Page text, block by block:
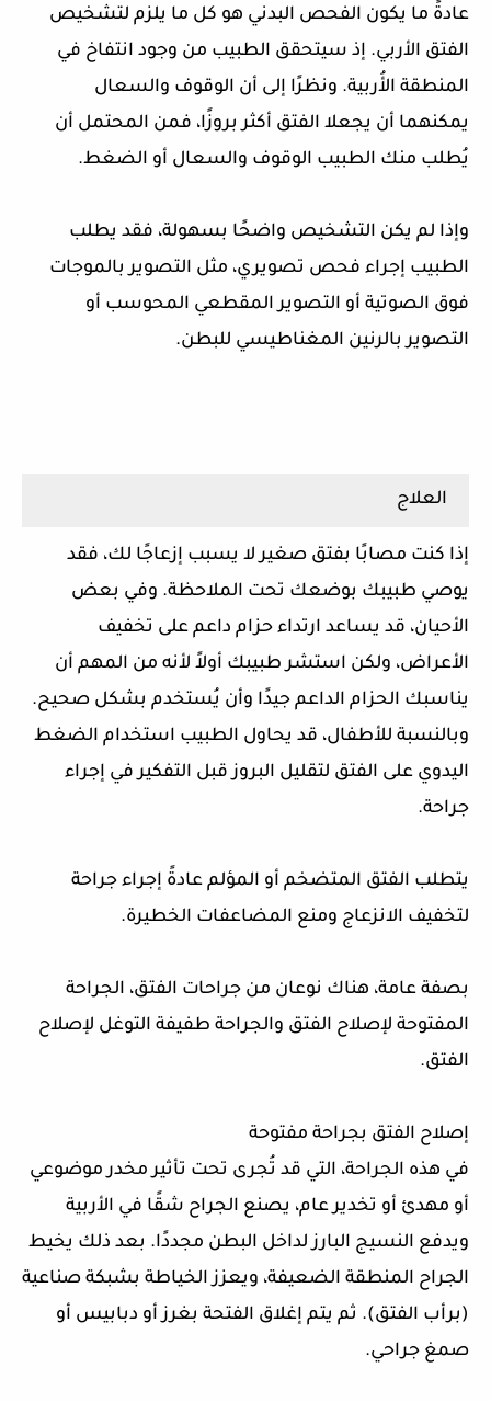
عادةً ما يكون الفحص البدني هو كل ما يلزم لتشخيص
الفتق الأربي. إذ سيتحقق الطبيب من وجود انتفاخ في
المنطقة الأُربية. ونظرًا إلى أن الوقوف والسعال
يمكنهما أن يجعلا الفتق أكثر بروزًا، فمن المحتمل أن
يُطلب منك الطبيب الوقوف والسعال أو الضغط.
وإذا لم يكن التشخيص واضحًا بسهولة، فقد يطلب
الطبيب إجراء فحص تصويري، مثل التصوير بالموجات
فوق الصوتية أو التصوير المقطعي المحوسب أو
التصوير بالرنين المغناطيسي للبطن.
العلاج
إذا كنت مصابًا بفتق صغير لا يسبب إزعاجًا لك، فقد
يوصي طبيبك بوضعك تحت الملاحظة. وفي بعض
الأحيان، قد يساعد ارتداء حزام داعم على تخفيف
الأعراض، ولكن استشر طبيبك أولاً لأنه من المهم أن
يناسبك الحزام الداعم جيدًا وأن يُستخدم بشكل صحيح.
وبالنسبة للأطفال، قد يحاول الطبيب استخدام الضغط
اليدوي على الفتق لتقليل البروز قبل التفكير في إجراء
جراحة.
يتطلب الفتق المتضخم أو المؤلم عادةً إجراء جراحة
لتخفيف الانزعاج ومنع المضاعفات الخطيرة.
بصفة عامة، هناك نوعان من جراحات الفتق، الجراحة
المفتوحة لإصلاح الفتق والجراحة طفيفة التوغل لإصلاح
الفتق.
إصلاح الفتق بجراحة مفتوحة
في هذه الجراحة، التي قد تُجرى تحت تأثير مخدر موضوعي
أو مهدئ أو تخدير عام، يصنع الجراح شقًا في الأربية
ويدفع النسيج البارز لداخل البطن مجددًا. بعد ذلك يخيط
الجراح المنطقة الضعيفة، ويعزز الخياطة بشبكة صناعية
(برأب الفتق). ثم يتم إغلاق الفتحة بغرز أو دبابيس أو
صمغ جراحي.